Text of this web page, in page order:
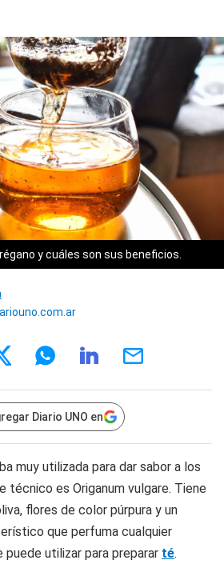
y cuáles son sus beneficios.
Diario UNO en
muy utilizada para dar sabor a los
técnico es Origanum vulgare. Tiene
flores de color púrpura y un
que perfuma cualquier
puede utilizar para preparar té.